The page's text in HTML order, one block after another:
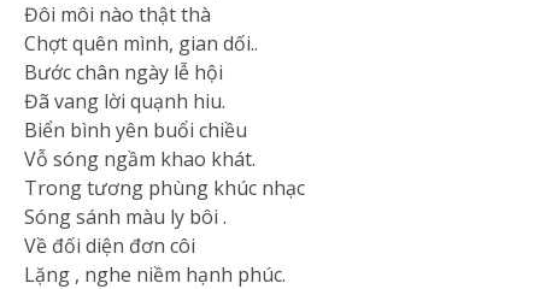
Đôi môi nào thật thà
Chợt quên mình, gian dối..
Bước chân ngày lễ hội
Đã vang lời quạnh hiu.
Biển bình yên buổi chiều
Vỗ sóng ngầm khao khát.
Trong tương phùng khúc nhạc
Sóng sánh màu ly bôi .
Về đối diện đơn côi
Lặng , nghe niềm hạnh phúc.